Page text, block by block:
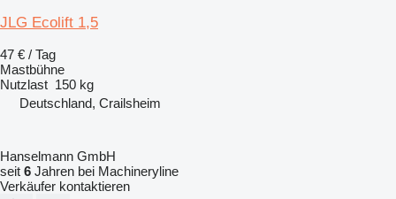
JLG Ecolift 1,5
47 € / Tag
Mastbühne
Nutzlast 150 kg
Deutschland, Crailsheim
Hanselmann GmbH
seit 6 Jahren bei Machineryline
Verkäufer kontaktieren